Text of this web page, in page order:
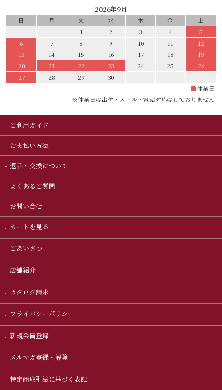
2026年9月
日 月 火 水 木 金
土
1
2 3 4
5
6
7 8 9 10 11
12
13
14 15 16 17 18
19
20
21 22 23 24 25
26
27
28 29
30
休業日
※休業日は出荷・メール・電話対応はしておりません
ご利用ガイド
お支払い方法
返品・交換について
よくあるご質問
お問い合せ
カートを見る
ごあいさつ
店舗紹介
カタログ請求
プライバシーポリシー
新規会員登録
メルマガ登録・解除
特定商取引法に基づく表記